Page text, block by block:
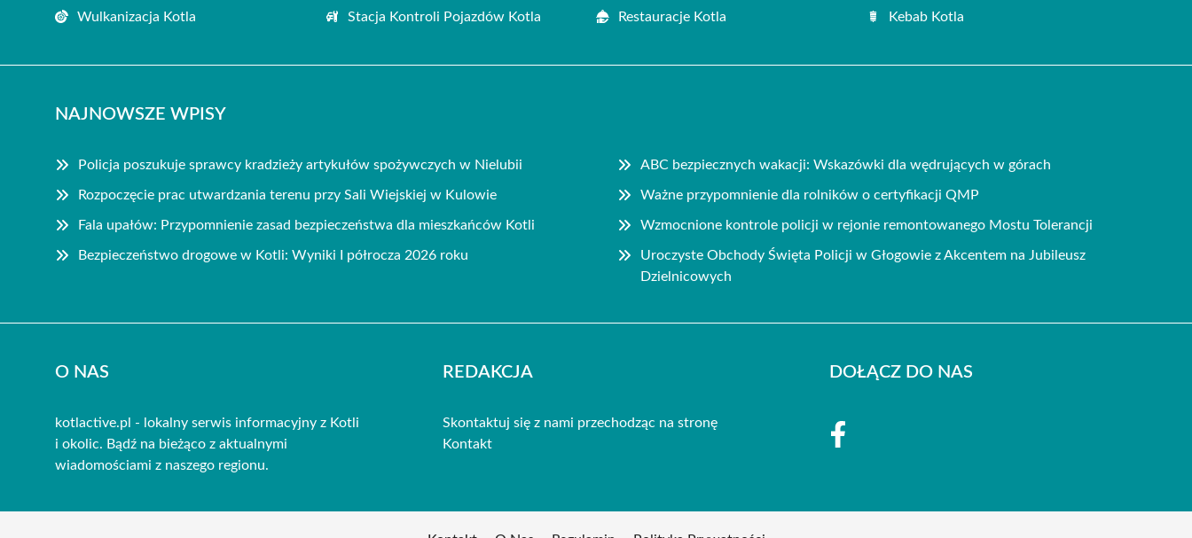
Wulkanizacja Kotla Stacja Kontroli Pojazdów Kotla Restauracje Kotla Kebab Kotla
NAJNOWSZE WPISY
Policja poszukuje sprawcy kradzieży artykułów spożywczych w Nielubii ABC bezpiecznych wakacji: Wskazówki dla wędrujących w górach
Rozpoczęcie prac utwardzania terenu przy Sali Wiejskiej w Kulowie Ważne przypomnienie dla rolników o certyfikacji QMP
Fala upałów: Przypomnienie zasad bezpieczeństwa dla mieszkańców Kotli Wzmocnione kontrole policji w rejonie remontowanego Mostu Tolerancji
Bezpieczeństwo drogowe w Kotli: Wyniki I półrocza 2026 roku
Uroczyste Obchody Święta Policji w Głogowie z Akcentem na Jubileusz
Dzielnicowych
O NAS
kotlactive.pl - lokalny serwis informacyjny z Kotli
i okolic. Bądź na bieżąco z aktualnymi
wiadomościami z naszego regionu.
REDAKCJA
Skontaktuj się z nami przechodząc na stronę
Kontakt
DOŁĄCZ DO NAS